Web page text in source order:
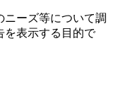
ニーズ等について調
を表⽰する⽬的で